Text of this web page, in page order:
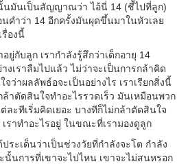
นมันเป็นสัญญาณว่า ไอ้นี่ 14 (ชี้ไปที่ลูก)
คำว่า 14 อีกครั้งมันผุดขึ้นมาในหัวเลย
องนี้
ยู่กับลูก เรากำลังรู้สึกว่าเด็กอายุ 14
เราลืมไปแล้ว ไม่ว่าจะเป็นการกล้าคิด
ว่าผลลัพธ์อจะเป็นอย่างไร เราเรียกสิ่งนี้
าตัดสินใจทำอะไรรวดเร็ว มันเหมือนพวก
ละทีเริ่มคิดเยอะ บางทีก็ไม่กล้าตัดสินใจ
ราทำอะไรอยู่ ในขณะที่เรามองดูลูก
ระเด็นว่าเป็นช่วงวัยที่กำลังจะโต กำลัง
นการที่เขาจะไปไหน เขาจะไม่สนหรอก